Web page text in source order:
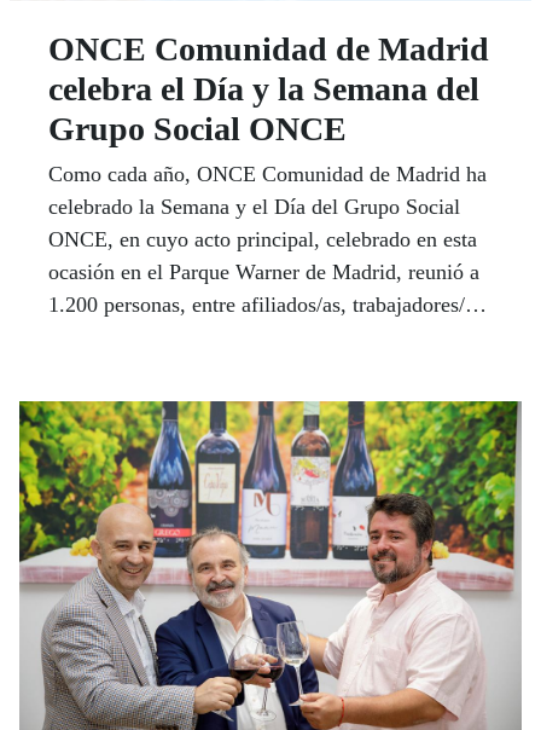
ONCE Comunidad de Madrid
celebra el Día y la Semana del
Grupo Social ONCE
Como cada año, ONCE Comunidad de Madrid ha
celebrado la Semana y el Día del Grupo Social
ONCE, en cuyo acto principal, celebrado en esta
ocasión en el Parque Warner de Madrid, reunió a
1.200 personas, entre afiliados/as, trabajadores/as